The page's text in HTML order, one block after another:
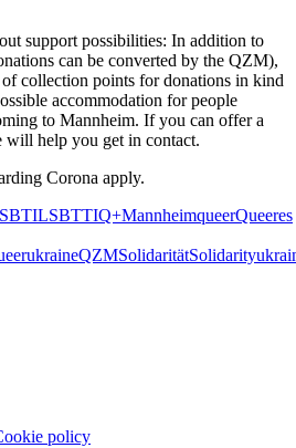
support possibilities: In addition to
can be converted by the QZM),
collection points for donations in kind
accommodation for people
to Mannheim. If you can offer a
will help you get in contact.
Corona apply.
LSBTTIQ+MannheimqueerQueeres
QZMSolidaritätSolidarity
policy